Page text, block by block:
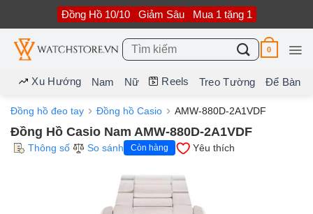
nội
dung
Đồng Hồ 10/10 Giảm Sâu Mua 1 tặng 1
Tìm
kiếm:
0
Xu Hướng Nam Nữ Reels Treo Tường Để Bàn
Đồng hồ đeo tay Đồng hồ Casio AMW-880D-2A1VDF
Đồng Hồ Casio Nam AMW-880D-2A1VDF
Thông số So sánh Còn hàng Yêu thích